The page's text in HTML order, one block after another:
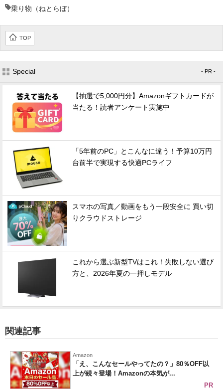
乗り物（ねとらぼ）
TOP
Special - PR -
【抽選で5,000円分】Amazonギフトカードが
当たる！読者アンケート実施中
「5年前のPC」とこんなに違う！予算10万円
台前半で実現する快適PCライフ
スマホの写真／動画をもう一段安全に 買い切
りクラウドストレージ
これから選ぶ新型TVはこれ！失敗しない選び
方と、2026年夏の一押しモデル
関連記事
Amazon
「え、こんなセールやってたの？」80％OFF以
上が続々登場！Amazonの本気が...
PR